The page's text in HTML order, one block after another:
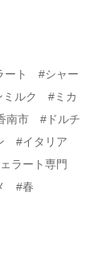
ート #シャー
ミルク #ミカ
南市 #ドルチ
#イタリア
ート専門
#春